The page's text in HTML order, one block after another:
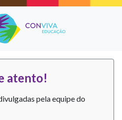
atento!
pela equipe do